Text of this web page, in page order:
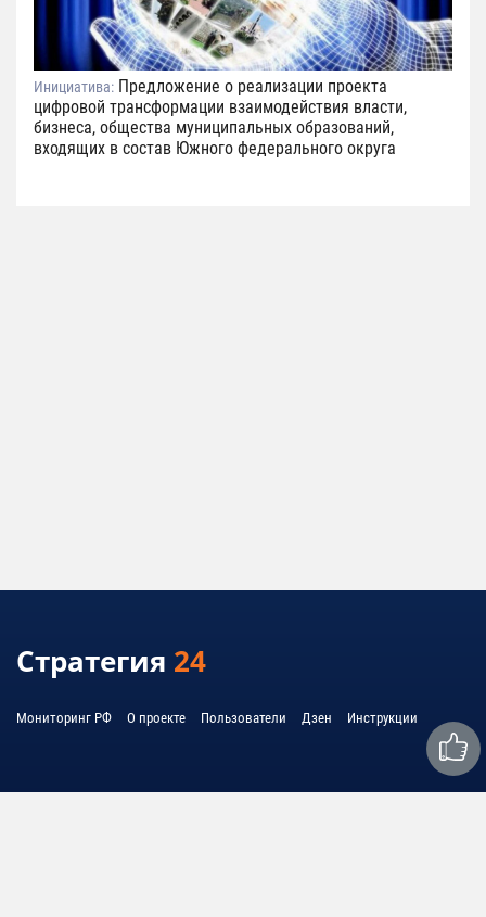
Инициатива: Предложение о реализации проекта
цифровой трансформации взаимодействия власти,
бизнеса, общества муниципальных образований,
входящих в состав Южного федерального округа
Стратегия 24
Мониторинг РФ О проекте Пользователи Дзен Инструкции